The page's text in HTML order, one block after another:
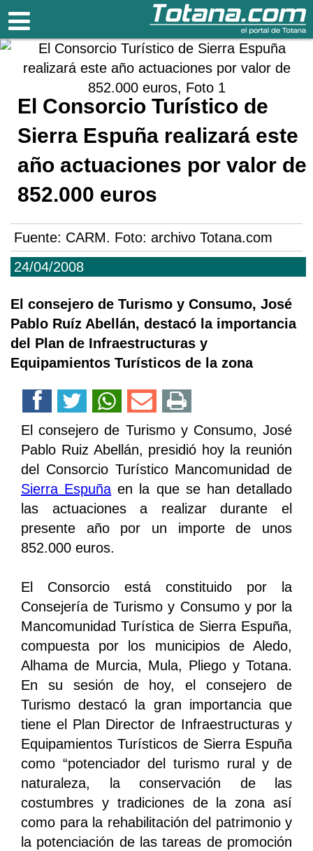
Totana.com
24/04/2008
El Consorcio Turístico de
Sierra Espuña realizará este
año actuaciones por valor de
852.000 euros
Fuente: CARM. Foto: archivo Totana.com
El consejero de Turismo y Consumo, José
Pablo Ruíz Abellán, destacó la importancia
del Plan de Infraestructuras y
Equipamientos Turísticos de la zona
El consejero de Turismo y Consumo, José
Pablo Ruiz Abellán, presidió hoy la reunión
del Consorcio Turístico Mancomunidad de
Sierra Espuña en la que se han detallado
las actuaciones a realizar durante el
presente año por un importe de unos
852.000 euros.
El Consorcio está constituido por la
Consejería de Turismo y Consumo y por la
Mancomunidad Turística de Sierra Espuña,
compuesta por los municipios de Aledo,
Alhama de Murcia, Mula, Pliego y Totana.
En su sesión de hoy, el consejero de
Turismo destacó la gran importancia que
tiene el Plan Director de Infraestructuras y
Equipamientos Turísticos de Sierra Espuña
como “potenciador del turismo rural y de
naturaleza, la conservación de las
costumbres y tradiciones de la zona así
como para la rehabilitación del patrimonio y
la potenciación de las tareas de promoción